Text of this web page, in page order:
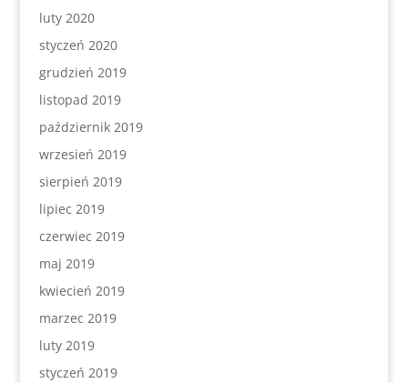
luty 2020
styczeń 2020
grudzień 2019
listopad 2019
październik 2019
wrzesień 2019
sierpień 2019
lipiec 2019
czerwiec 2019
maj 2019
kwiecień 2019
marzec 2019
luty 2019
styczeń 2019